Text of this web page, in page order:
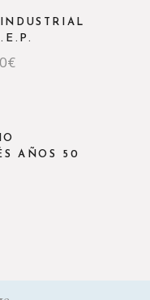
€
AÑOS 50